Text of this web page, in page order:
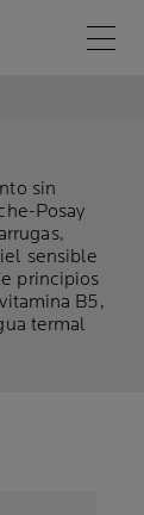
Menú
sin
Posay
sensible
principios
B5,
termal